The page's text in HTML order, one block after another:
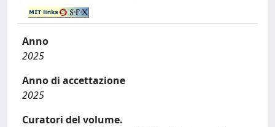
Anno
2025
Anno di accettazione
2025
Curatori del volume.